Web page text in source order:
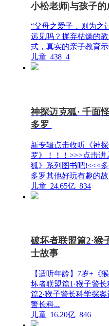
小松老师|与孩子
“父母之爱子，则为之
远见吗？摒弃枯燥的
式，真实的亲子教育示
儿童 438 4
神探迈克狐· 千面
多罗
新专辑点击收听《神
罗》！！！>>>点击
狐》系列图书吧!<<<
多罗其他好玩有趣的故
儿童 24.65亿 834
破坏者联盟篇2·猴
士故事
【适听年龄】7岁+《
坏者联盟篇1·猴子警
篇2·猴子警长科学探
警长科...
儿童 16.20亿 846